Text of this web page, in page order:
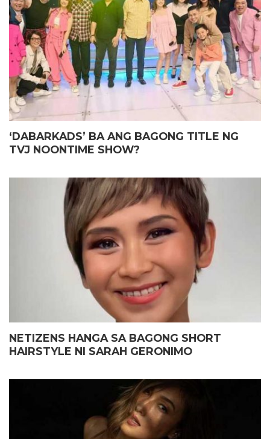
‘DABARKADS’ BA ANG BAGONG TITLE NG
TVJ NOONTIME SHOW?
NETIZENS HANGA SA BAGONG SHORT
HAIRSTYLE NI SARAH GERONIMO